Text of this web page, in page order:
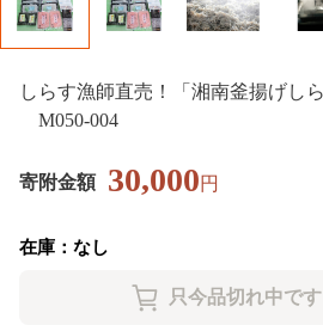
しらす漁師直売！「湘南釜揚げし
M050-004
寄附金額 30,000円
在庫：なし